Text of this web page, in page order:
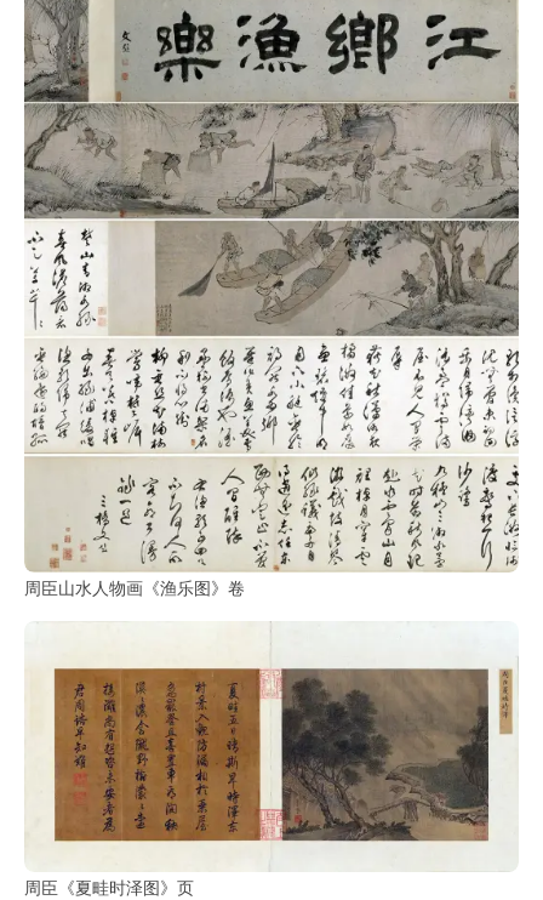
周臣山水人物画《渔乐图》卷
周臣《夏畦时泽图》页